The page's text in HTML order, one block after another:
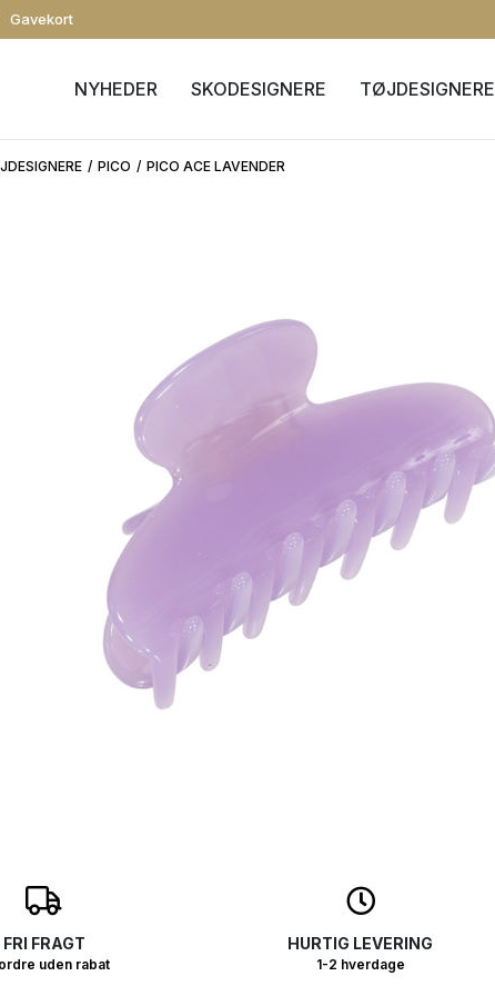
Gavekort
NYHEDER SKODESIGNERE TØJDESIGNERE
PICO PICO ACE LAVENDER
FRI FRAGT
uden rabat
HURTIG LEVERING
1-2 hverdage